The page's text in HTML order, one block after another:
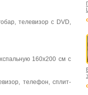
телевизор с DVD,
160х200 см с
телефон, сплит-